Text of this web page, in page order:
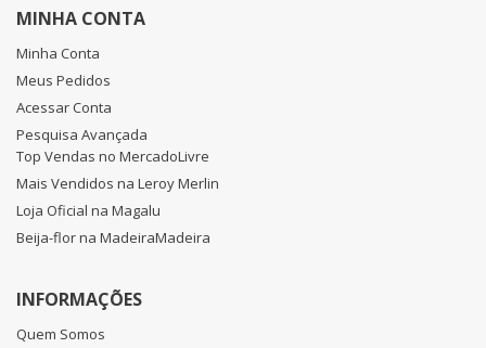
MINHA CONTA
Minha Conta
Meus Pedidos
Acessar Conta
Pesquisa Avançada
Top Vendas no MercadoLivre
Mais Vendidos na Leroy Merlin
Loja Oficial na Magalu
Beija-flor na MadeiraMadeira
INFORMAÇÕES
Quem Somos